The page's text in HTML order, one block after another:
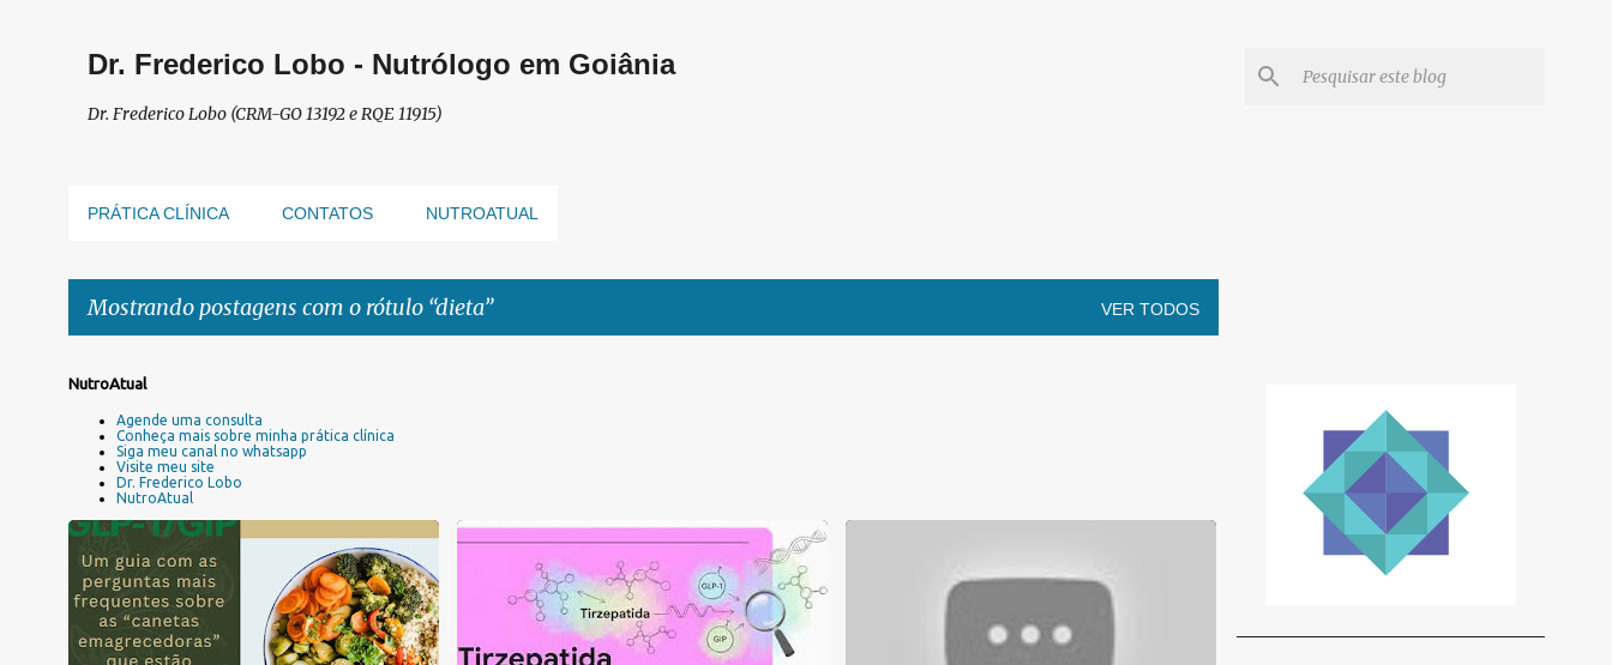
Dr. Frederico Lobo - Nutrólogo em Goiânia
Dr. Frederico Lobo (CRM-GO 13192 e RQE 11915)
PRÁTICA CLÍNICA CONTATOS NUTROATUAL
Mostrando postagens com o rótulo dieta VER TODOS
P
e
NutroAtual
Agende uma consulta
Conheça mais sobre minha prática clínica
Siga meu canal no whatsapp
Visite meu site
Dr. Frederico Lobo
NutroAtual
DIETA E-BOOK +12 ANÁLOGOS DE GLP-1 DIETA +10